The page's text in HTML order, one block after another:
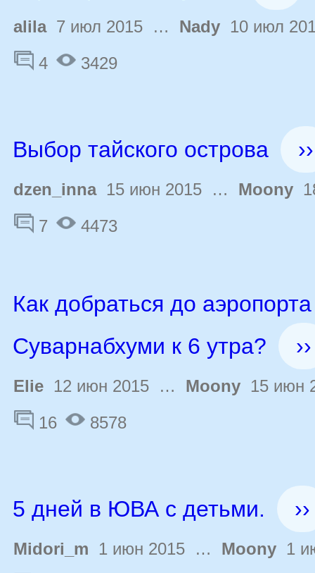
alila7 июл 2015 … Nady 10 июл
4
3429
Выбор тайского острова ››
dzen_inna15 июн 2015 … Moony
7
4473
Как добраться до аэропорта
Суварнабхуми к 6 утра?
››
Elie 12 июн 2015 … Moony 15 июн
16
8578
5 дней в ЮВА с детьми. ››
Midori_m 1 июн 2015 … Moony 1